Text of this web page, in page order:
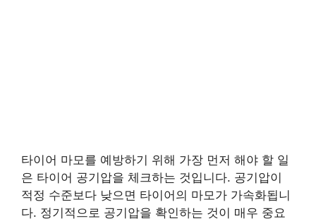
타이어 마모를 예방하기 위해 가장 먼저 해야 할 일
은 타이어 공기압을 체크하는 것입니다. 공기압이
적정 수준보다 낮으면 타이어의 마모가 가속화됩니
다. 정기적으로 공기압을 확인하는 것이 매우 중요